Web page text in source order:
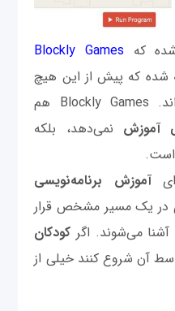
که Blockly Games
شده که پیش از این هیچ
نداشته‌اند. Blockly Games هم
آموزش نمی‌دهد، بلکه
است.
آموزش برنامه‌نویسی
در یک مسیر مشخص قرار
آشنا می‌شوند. اگر کودکان
آن شروع کنند خیلی از